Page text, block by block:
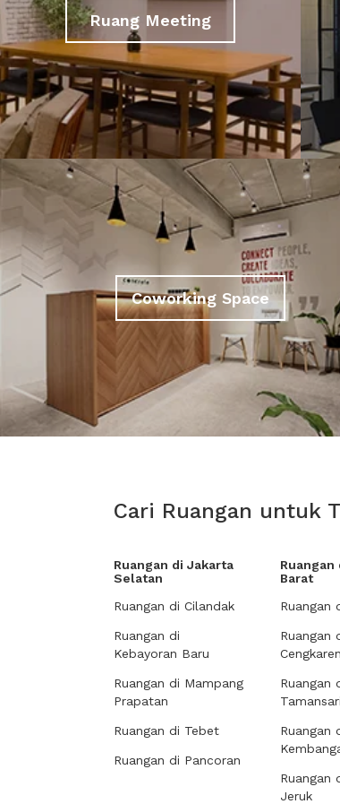
Ruang Meeting
Coworking Space
Cari Ruangan untuk
Ruangan di Jakarta
Selatan
Ruangan di Cilandak
Ruangan di
Kebayoran Baru
Ruangan di Mampang
Prapatan
Ruangan di Tebet
Ruangan di Pancoran
Ruangan
Barat
Ruangan
Ruangan
Ruangan
Tamansari
Ruangan
Ruangan
Jeruk